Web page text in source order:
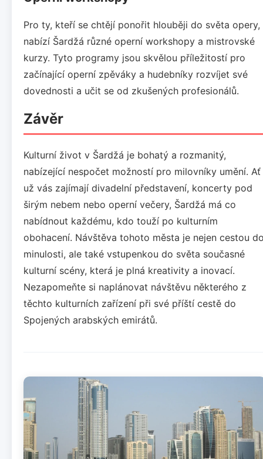
Pro ty, kteří se chtějí ponořit hlouběji do světa opery,
nabízí Šardžá různé operní workshopy a mistrovské
kurzy. Tyto programy jsou skvělou příležitostí pro
začínající operní zpěváky a hudebníky rozvíjet své
dovednosti a učit se od zkušených profesionálů.
Závěr
Kulturní život v Šardžá je bohatý a rozmanitý,
nabízející nespočet možností pro milovníky umění. Ať
už vás zajímají divadelní představení, koncerty pod
širým nebem nebo operní večery, Šardžá má co
nabídnout každému, kdo touží po kulturním
obohacení. Návštěva tohoto města je nejen cestou
minulosti, ale také vstupenkou do světa současné
kulturní scény, která je plná kreativity a inovací.
Nezapomeňte si naplánovat návštěvu některého z
těchto kulturních zařízení při své příští cestě do
Spojených arabských emirátů.